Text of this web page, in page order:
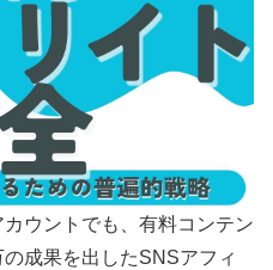
ウントでも、有料コンテン
成果を出したSNSアフィ